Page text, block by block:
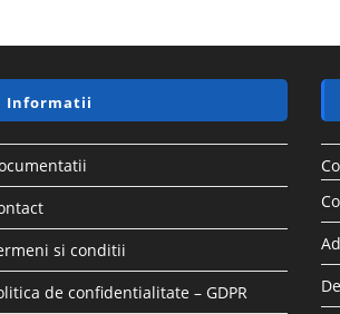
Accesorii si piese aspiratoare
Pre Filtru lavabil compatibil aspirator
Dyson V6, V7, V8, DC62, DC58, DC59,
DC61